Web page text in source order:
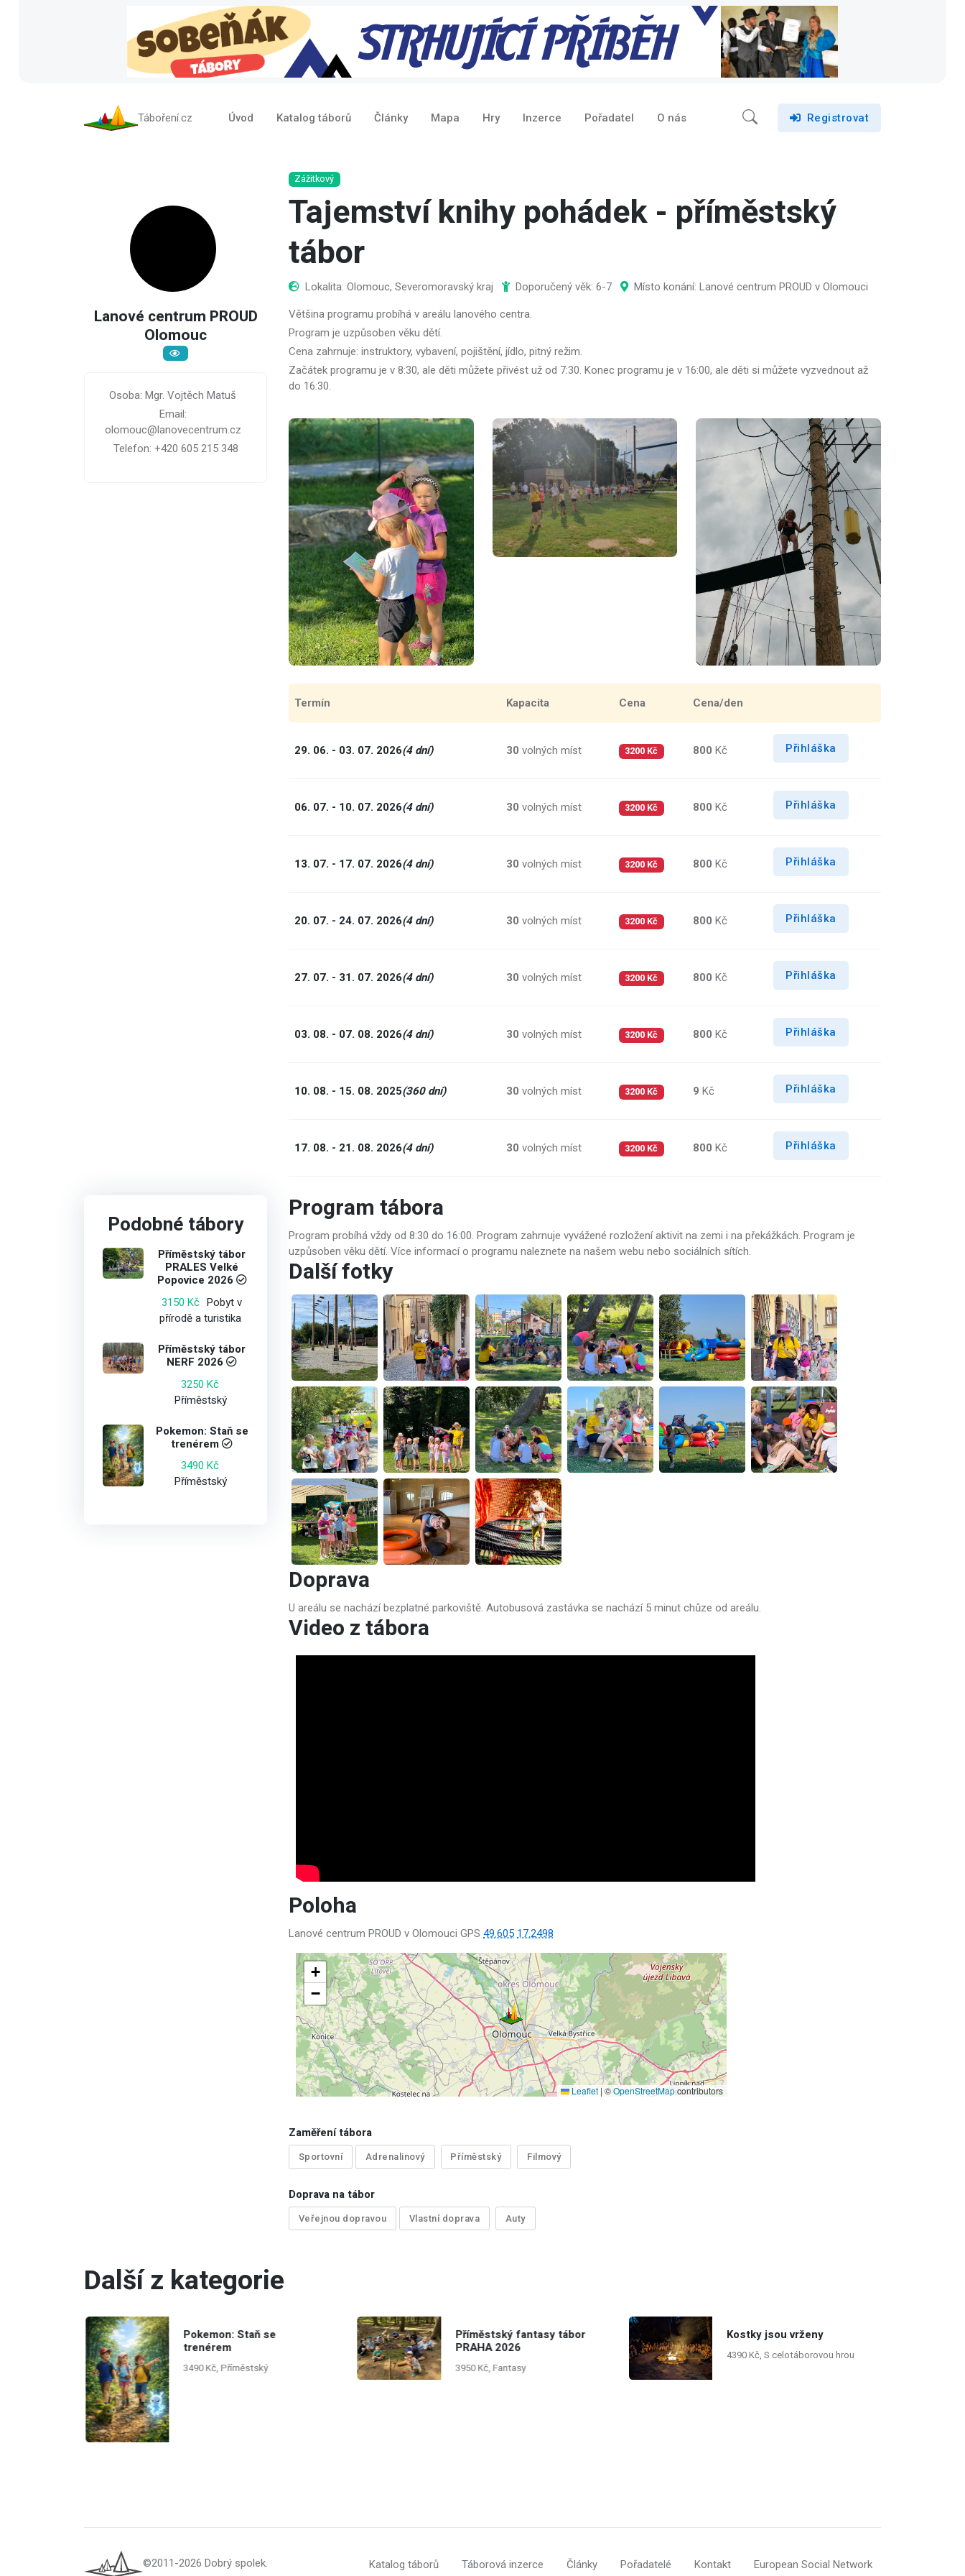
Táboření.cz Úvod Katalog táborů Články Mapa Hry Inzerce Pořadatel O nás Registrovat
Lanové centrum PROUD
Olomouc
Osoba: Mgr. Vojtěch Matuš
Email:
olomouc@lanovecentrum.cz
Telefon: +420 605 215 348
Zážitkový
Tajemství knihy pohádek - příměstský
tábor
Lokalita: Olomouc, Severomoravský kraj Doporučený věk: 6-7 Místo konání: Lanové centrum PROUD v Olomouci
Většina programu probíhá v areálu lanového centra.
Program je uzpůsoben věku dětí.
Cena zahrnuje: instruktory, vybavení, pojištění, jídlo, pitný režim.
Začátek programu je v 8:30, ale děti můžete přivést už od 7:30. Konec programu je v 16:00, ale děti si můžete vyzvednout až
do 16:30.
Termín Kapacita Cena Cena/den
29. 06. - 03. 07. 2026(4 dní) 30 volných míst 3200 Kč 800 Kč Přihláška
06. 07. - 10. 07. 2026(4 dní) 30 volných míst 3200 Kč 800 Kč Přihláška
13. 07. - 17. 07. 2026(4 dní) 30 volných míst 3200 Kč 800 Kč Přihláška
20. 07. - 24. 07. 2026(4 dní) 30 volných míst 3200 Kč 800 Kč Přihláška
27. 07. - 31. 07. 2026(4 dní) 30 volných míst 3200 Kč 800 Kč Přihláška
03. 08. - 07. 08. 2026(4 dní) 30 volných míst 3200 Kč 800 Kč Přihláška
10. 08. - 15. 08. 2025(360 dní) 30 volných míst 3200 Kč 9 Kč Přihláška
17. 08. - 21. 08. 2026(4 dní) 30 volných míst 3200 Kč 800 Kč Přihláška
Podobné tábory
Příměstský tábor
PRALES Velké
Popovice 2026
3150 Kč Pobyt v
přírodě a turistika
Příměstský tábor
NERF 2026
3250 Kč
Příměstský
Pokemon: Staň se
trenérem
3490 Kč
Příměstský
Program tábora
Program probíhá vždy od 8:30 do 16:00. Program zahrnuje vyvážené rozložení aktivit na zemi i na překážkách. Program je
uzpůsoben věku dětí. Více informací o programu naleznete na našem webu nebo sociálních sítích.
Další fotky
Doprava
U areálu se nachází bezplatné parkoviště. Autobusová zastávka se nachází 5 minut chůze od areálu.
Video z tábora
Poloha
Lanové centrum PROUD v Olomouci GPS 49.605 17.2498
+
−
Leaflet | ©OpenStreetMapcontributors
Zaměření tábora
Sportovní Adrenalinový Příměstský Filmový
Doprava na tábor
Veřejnou dopravou Vlastní doprava Auty
Další z kategorie
Pokemon: Staň se
trenérem
3490 Kč, Příměstský
Příměstský fantasy tábor
PRAHA 2026
3950 Kč, Fantasy
Kostky jsou vrženy
4390 Kč, S celotáborovou hrou
©2011-2026 Dobrý spolek. Katalog táborů Táborová inzerce Články Pořadatelé Kontakt European Social Network